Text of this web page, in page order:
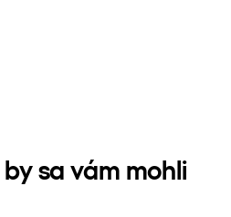
sa vám mohli